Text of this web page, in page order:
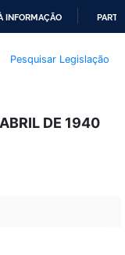
INFORMAÇÃO
Pesquisar Legislação
DE 1940